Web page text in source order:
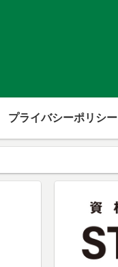
プライバシーポリシー